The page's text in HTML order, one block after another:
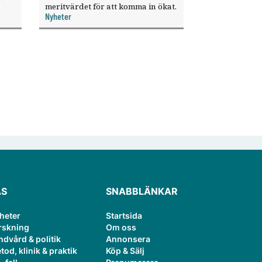
meritvärdet för att komma in ökat.
Nyheter
& politik
klinik & praktik
SNABBLÄNKAR
Startsida
Om oss
Annonsera
Köp & Sälj